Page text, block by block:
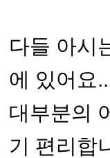
다들 아시
에 있어요
대부분의
기 편리합